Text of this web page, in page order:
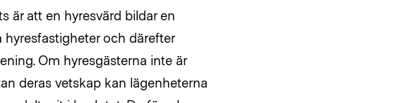
är att en hyresvärd bildar en
och därefter
Om hyresgästerna inte är
deras vetskap kan lägenheterna